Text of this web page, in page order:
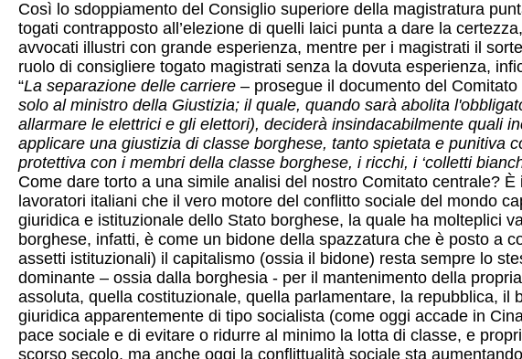
Così lo sdoppiamento del Consiglio superiore della magistratura
togati contrapposto all’elezione di quelli laici punta a dare la
avvocati illustri con grande esperienza, mentre per i magistrati il
ruolo di consigliere togato magistrati senza la dovuta esperienza,
“La separazione delle carriere – prosegue il documento del
solo al ministro della Giustizia; il quale, quando sarà abolita
allarmare le elettrici e gli elettori), deciderà insindacabilmente quali
applicare una giustizia di classe borghese, tanto spietata e punitiva
protettiva con i membri della classe borghese, i ricchi, i ‘colletti
Come dare torto a una simile analisi del nostro Comitato centrale?
lavoratori italiani che il vero motore del conflitto sociale del mondo
giuridica e istituzionale dello Stato borghese, la quale ha molteplici
borghese, infatti, è come un bidone della spazzatura che è posto a
assetti istituzionali) il capitalismo (ossia il bidone) resta sempre lo
dominante – ossia dalla borghesia - per il mantenimento della
assoluta, quella costituzionale, quella parlamentare, la repubblica,
giuridica apparentemente di tipo socialista (come oggi accade in
pace sociale e di evitare o ridurre al minimo la lotta di classe, e
scorso secolo, ma anche oggi la conflittualità sociale sta